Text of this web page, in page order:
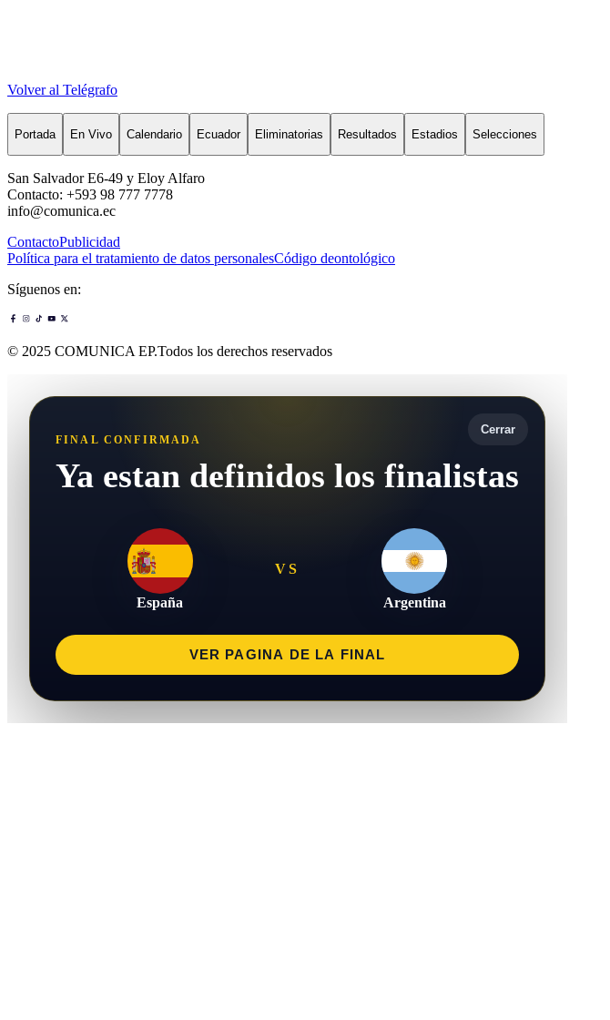
Volver al Telégrafo
Portada En Vivo Calendario Ecuador Eliminatorias Resultados Estadios Selecciones
San Salvador E6-49 y Eloy Alfaro
Contacto: +593 98 777 7778
info@comunica.ec
ContactoPublicidad
Política para el tratamiento de datos personalesCódigo deontológico
Síguenos en:
© 2025 COMUNICA EP.Todos los derechos reservados
Cerrar
FINAL CONFIRMADA
Ya estan definidos los finalistas
España
VS
Argentina
VER PAGINA DE LA FINAL